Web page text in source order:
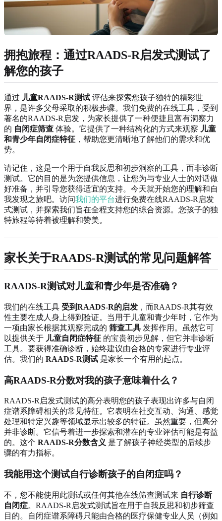
拥抱旅程：通过RAADS-R启发式测试了
解您的孩子
通过 儿童RAADS-R测试 评估来探索您孩子独特的精彩世
界，是许多父母采取的积极步骤。我们免费的在线工具，受到
著名的RAADS-R启发，为家长提供了一种便捷且富有洞察力
的 自闭症筛查 体验。它提供了一种结构化的方式来观察 儿童
和青少年自闭症特征 ，帮助您更清晰地了解他们的需求和优
势。
请记住，这是一个用于自我反思和初步洞察的工具，而非诊断
测试。它的目的是为您提供信息，让您为与专业人士的对话做
好准备，并引导您获得适宜的支持。今天就开始您的理解和自
我发现之旅吧。访问我们的平台进行免费在线RAADS-R启发
式测试，并探索我们旨在全程支持您的综合资源。您孩子的独
特旅程等待着被理解和赞美。
家长关于RAADS-R测试的常见问题解答
RAADS-R测试对儿童和青少年是否准确？
我们的在线工具 受到RAADS-R的启发 ，而RAADS-R其有效
性主要在成人身上得到验证。当用于儿童和青少年时，它作为
一项由家长根据其观察完成的 筛查工具 发挥作用。虽然它可
以提供关于 儿童自闭症特征 的宝贵初步见解，但它并非诊断
工具。要获得准确诊断，始终建议由合格的专家进行专业评
估。我们的 RAADS-R测试 是家长一个有用的起点。
高RAADS-R分数对我的孩子意味着什么？
RAADS-R启发式测试的高分表明您的孩子表现出许多与自闭
症谱系障碍相关的常见特征。它表明在社交互动、沟通、感觉
处理和特定兴趣等领域显示出较多的特征。虽然重要，但高分
并非诊断。它信号着进一步探索和潜在的专业评估可能是有益
的。这个 RAADS-R分数含义 是了解孩子神经类型的后续步
骤的有力指标。
我能用这个测试自行诊断孩子的自闭症吗？
不，您不能使用此测试或任何其他在线筛查测试来 自行诊断
自闭症。RAADS-R启发式测试旨在用于自我反思和初步筛查
目的。自闭症谱系障碍只能由合格的医疗保健专业人员（例如